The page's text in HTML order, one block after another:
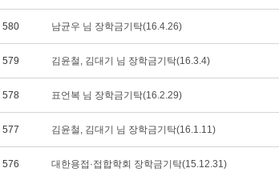
580 남균우 님 장학금기탁(16.4.26)
579 김윤철, 김대기 님 장학금기탁(16.3.4)
578 표언복 님 장학금기탁(16.2.29)
577 김윤철, 김대기 님 장학금기탁(16.1.11)
576 대한용접·접합학회 장학금기탁(15.12.31)